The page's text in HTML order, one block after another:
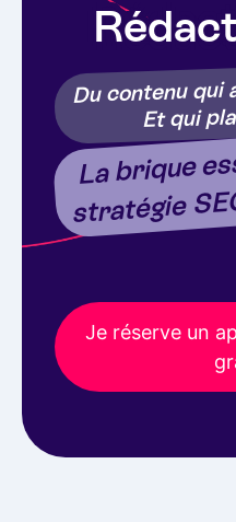
Du contenu qui
Et qui
La brique
stratégie
Je réserve un